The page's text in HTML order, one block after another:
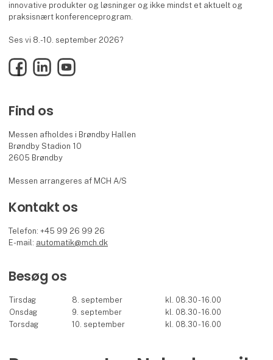
innovative produkter og løsninger og ikke mindst et aktuelt og
praksisnært konferenceprogram.
Ses vi 8.-10. september 2026?
FacebookLinkedInYouTube
Find os
Messen afholdes i Brøndby Hallen
Brøndby Stadion 10
2605 Brøndby
Messen arrangeres af MCH A/S
Kontakt os
Telefon: +45 99 26 99 26
E-mail: automatik@mch.dk
Besøg os
Tirsdag 8. september
kl. 08.30 - 16.00
Onsdag
9. september
kl. 08.30 - 16.00
Torsdag
10. september kl. 08.30 - 16.00